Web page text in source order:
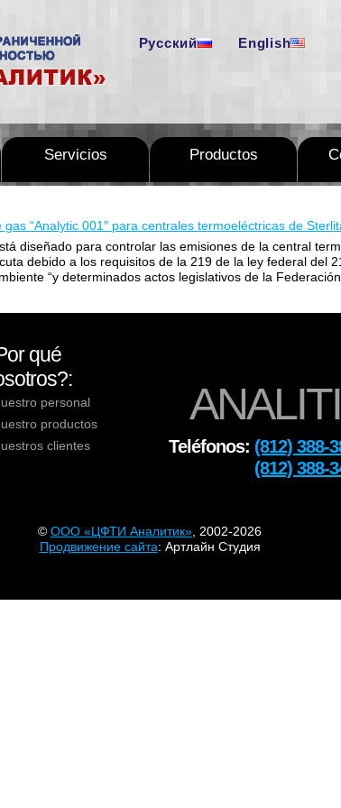
Русский English
Servicios Productos
“Analytic 001″ para centrales termoeléctricas de
diseñado para controlar las emisiones de la central
debido a los requisitos de la 219 de la ley federal del
“y determinados actos legislativos de la
qué
personal
productos
clientes
Teléfonos: (812) 388-
(812) 388-
© OOO «ЦФТИ Аналитик» , 2002-2026
Продвижение сайта: Артлайн Студия